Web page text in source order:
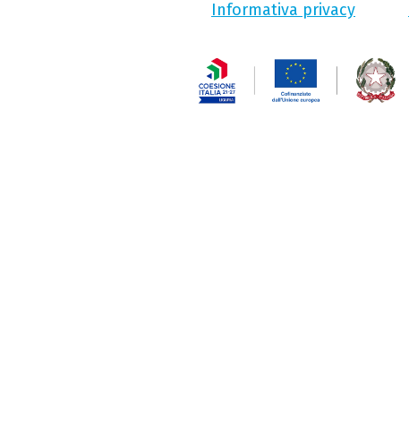
Informativa privacy